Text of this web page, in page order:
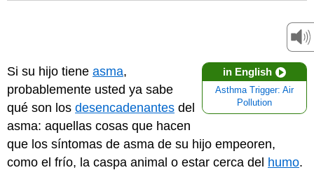
in English
Asthma Trigger: Air
Pollution
Si su hijo tiene asma,
probablemente usted ya sabe
qué son los desencadenantes del
asma: aquellas cosas que hacen
que los síntomas de asma de su hijo empeoren,
como el frío, la caspa animal o estar cerca del humo.